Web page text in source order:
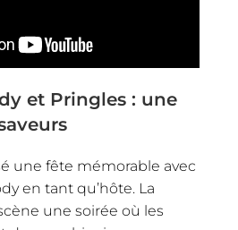
et Pringles : une
une fête mémorable avec
en tant qu’hôte. La
une soirée où les